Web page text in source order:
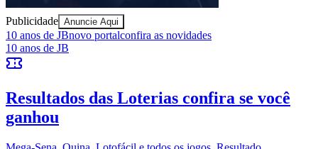
Publicidade Anuncie Aqui